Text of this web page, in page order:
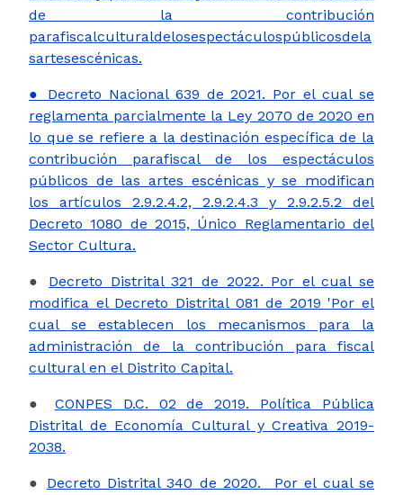
de la contribución
parafiscalculturaldelosespectáculospúblicosdela
sartesescénicas.
● Decreto Nacional 639 de 2021. Por el cual se
reglamenta parcialmente la Ley 2070 de 2020 en
lo que se refiere a la destinación específica de la
contribución parafiscal de los espectáculos
públicos de las artes escénicas y se modifican
los artículos 2.9.2.4.2, 2.9.2.4.3 y 2.9.2.5.2 del
Decreto 1080 de 2015, Único Reglamentario del
Sector Cultura.
● Decreto Distrital 321 de 2022. Por el cual se
modifica el Decreto Distrital 081 de 2019 'Por el
cual se establecen los mecanismos para la
administración de la contribución para fiscal
cultural en el Distrito Capital.
● CONPES D.C. 02 de 2019. Política Pública
Distrital de Economía Cultural y Creativa 2019-
2038.
● Decreto Distrital 340 de 2020. Por el cual se